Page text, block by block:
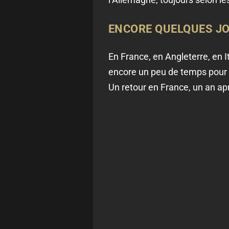
ENCORE QUELQUES
En France, en Angleterre,
encore un peu de temps
Un retour en France, un an